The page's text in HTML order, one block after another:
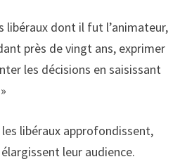
libéraux dont il fut l’animateur,
près de vingt ans, exprimer
les décisions en saisissant
libéraux approfondissent,
leur audience.